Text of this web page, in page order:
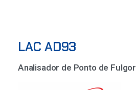
LAC AD93
Analisador de Ponto de Fulgor